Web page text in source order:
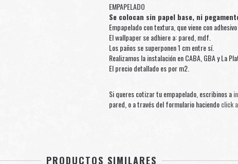
EMPAPELADO
Se colocan sin papel base, ni
Empapelado con textura, que viene con
El wallpaper se adhiere a: pared, mdf.
Los paños se superponen 1 cm entre sí.
Realizamos la instalación en CABA, GBA y La
El precio detallado es por m2.
Si queres cotizar tu empapelado, escribinos a
pared, o a través del formulario haciendoclick
PRODUCTOS SIMILARES